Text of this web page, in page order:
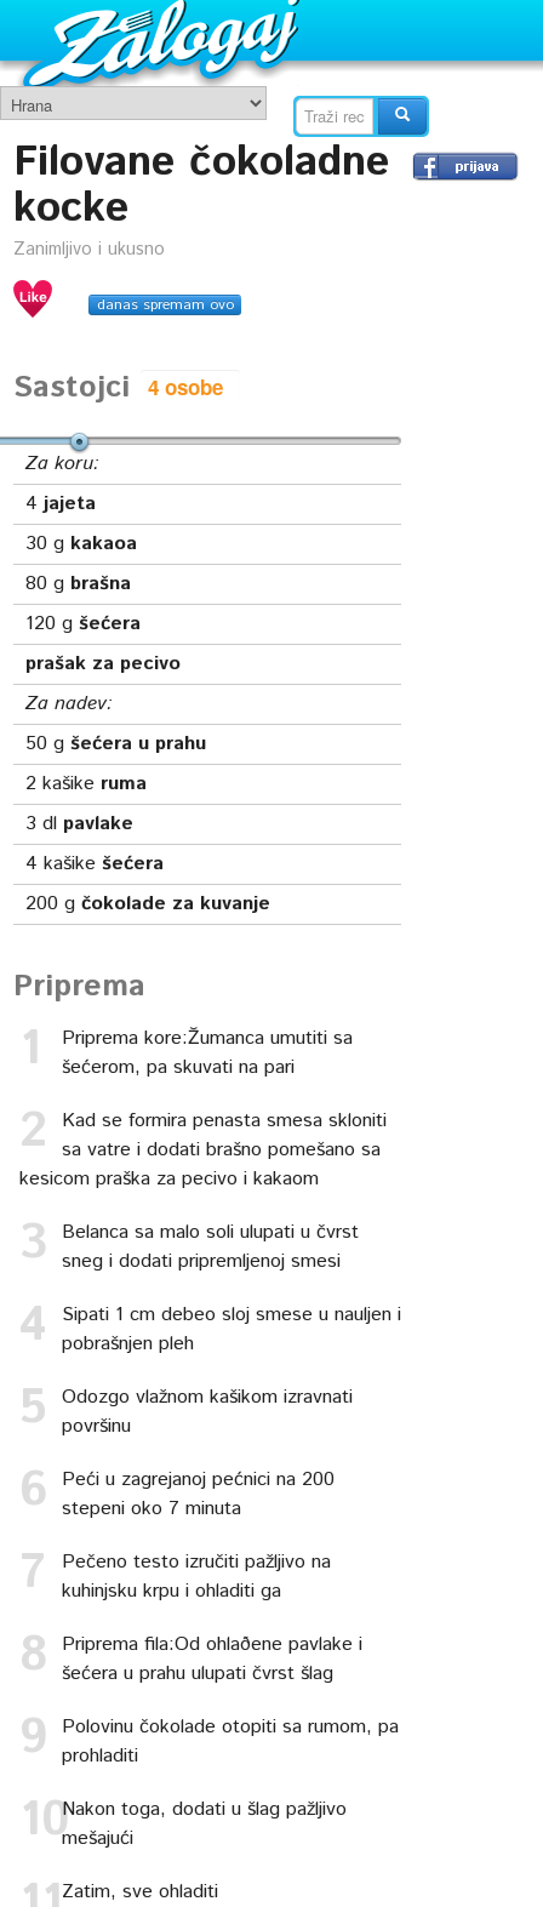
Filovane čokoladne
kocke
Zanimljivo i ukusno
danas spremam ovo
Sastojci
Za koru:
4 jajeta
30 g kakaoa
80 g brašna
120 gšećera
prašak za pecivo
Za nadev:
50 gšećera u prahu
2 kašike ruma
3 dl pavlake
4 kašikešećera
200 gčokolade za kuvanje
Priprema
Priprema kore:Žumanca umutiti sa
šećerom, pa skuvati na pari
Kad se formira penasta smesa skloniti
sa vatre i dodati brašno pomešano sa
kesicom praška za pecivo i kakaom
Belanca sa malo soli ulupati u čvrst
sneg i dodati pripremljenoj smesi
Sipati 1 cm debeo sloj smese u nauljen i
pobrašnjen pleh
Odozgo vlažnom kašikom izravnati
površinu
Peći u zagrejanoj pećnici na 200
stepeni oko 7 minuta
Pečeno testo izručiti pažljivo na
kuhinjsku krpu i ohladiti ga
Priprema fila:Od ohlaðene pavlake i
šećera u prahu ulupati čvrst šlag
Polovinu čokolade otopiti sa rumom, pa
prohladiti
Nakon toga, dodati u šlag pažljivo
mešajući
Zatim, sve ohladiti